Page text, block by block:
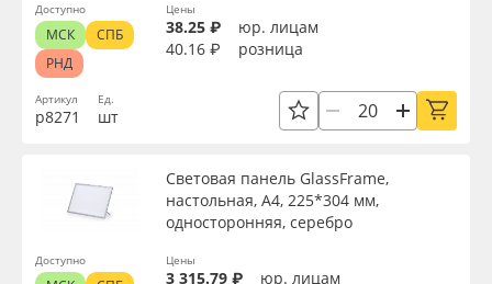
Артикул
р8271
Ед.
шт
Цены
38.25 ₽
юр. лицам
40.16 ₽
розница
Доступно
МСК
СПБ
РНД
Световая панель GlassFrame,
настольная, А4, 225*304 мм,
односторонняя, серебро
Цены
3 315.79 ₽
юр. лицам
Доступно